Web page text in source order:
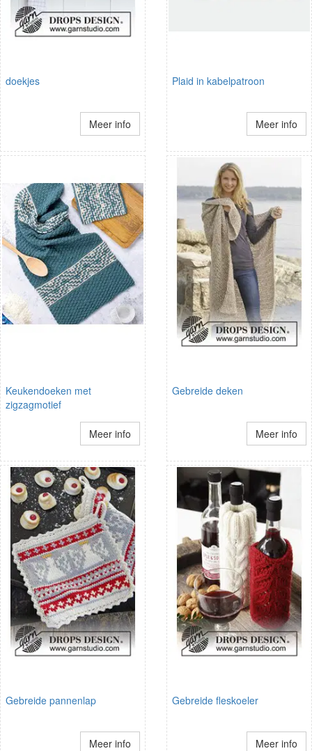
doekjes
Meer info
Plaid in kabelpatroon
Meer info
Keukendoeken met
zigzagmotief
Meer info
Gebreide deken
Meer info
Gebreide pannenlap
Meer info
Gebreide fleskoeler
Meer info